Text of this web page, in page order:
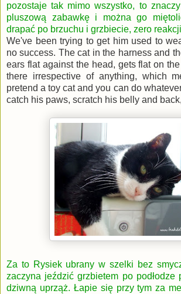
pozostaje tak mimo wszystko, to
pluszową zabawkę i można go
drapać po brzuchu i grzbiecie, zero
We've been trying to get him used to
no success. The cat in the harness and
ears flat against the head, gets flat on
there irrespective of anything, which
pretend a toy cat and you can do
catch his paws, scratch his belly and
Za to Rysiek ubrany w szelki bez
zaczyna jeździć grzbietem po podłodze
dziwną uprząż. Łapie się przy tym za